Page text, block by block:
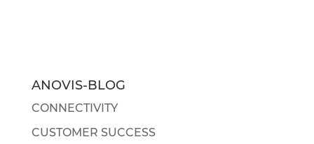
ANOVIS-BLOG
CONNECTIVITY
CUSTOMER SUCCESS